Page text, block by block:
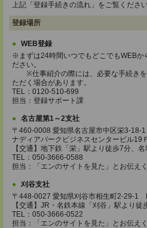
上記「登録手続きの流れ」をご覧ください
登録場所
WEB登録
※まずは24時間いつでもどこでもWEBか
ださい。
※仕事紹介の際には、必要な手続きを
ただく場合があります。
TEL：0120-510-699
担当：登録サポート課
名古屋第1～2支社
〒460-0008 愛知県名古屋市中区栄3-18-1
ナディアパークビジネスセンタービル19Ｆ
【交通】地下鉄「栄」駅より徒歩7分、
TEL：050-3666-0588
担当：「エンのサイトを見た」とお伝え
刈谷支社
〒448-0027 愛知県刈谷市相生町2-29-
【交通】JR・名鉄本線「刈谷」駅より徒
TEL：050-3666-0522
担当：「エンのサイトを見た」とお伝え